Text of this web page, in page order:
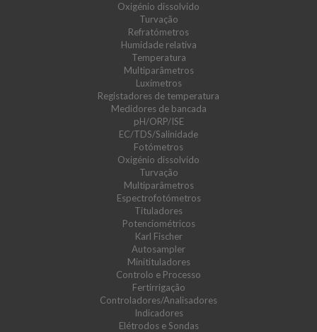
Oxigénio dissolvido
Turvação
Refratómetros
Humidade relativa
Temperatura
Multiparâmetros
Luxímetros
Registadores de temperatura
Medidores de bancada
pH/ORP/ISE
EC/TDS/Salinidade
Fotómetros
Oxigénio dissolvido
Turvação
Multiparâmetros
Espectrofotómetros
Tituladores
Potenciométricos
Karl Fischer
Autosampler
Minitituladores
Controlo e Processo
Fertirrigação
Controladores/Analisadores
Indicadores
Elétrodos e Sondas